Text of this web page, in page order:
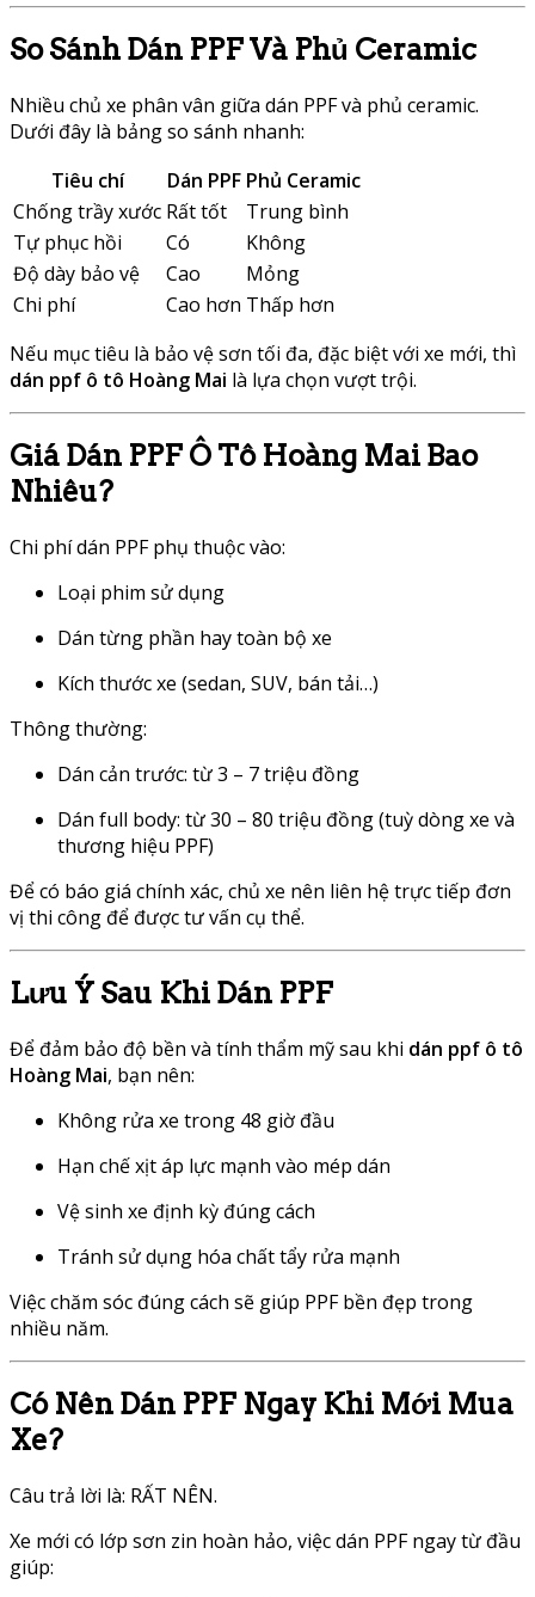
So Sánh Dán PPF Và Phủ Ceramic
Nhiều chủ xe phân vân giữa dán PPF và phủ ceramic.
Dưới đây là bảng so sánh nhanh:
Tiêu chí
Dán PPF Phủ Ceramic
Chống trầy xước Rất tốt
Trung bình
Tự phục hồi
Có
Không
Độ dày bảo vệ
Cao
Mỏng
Chi phí
Cao hơn Thấp hơn
Nếu mục tiêu là bảo vệ sơn tối đa, đặc biệt với xe mới, thì
dán ppf ô tô Hoàng Mai là lựa chọn vượt trội.
Giá Dán PPF Ô Tô Hoàng Mai Bao
Nhiêu?
Chi phí dán PPF phụ thuộc vào:
Loại phim sử dụng
Dán từng phần hay toàn bộ xe
Kích thước xe (sedan, SUV, bán tải…)
Thông thường:
Dán cản trước: từ 3 – 7 triệu đồng
Dán full body: từ 30 – 80 triệu đồng (tuỳ dòng xe và
thương hiệu PPF)
Để có báo giá chính xác, chủ xe nên liên hệ trực tiếp đơn
vị thi công để được tư vấn cụ thể.
Lưu Ý Sau Khi Dán PPF
Để đảm bảo độ bền và tính thẩm mỹ sau khi dán ppf ô tô
Hoàng Mai, bạn nên:
Không rửa xe trong 48 giờ đầu
Hạn chế xịt áp lực mạnh vào mép dán
Vệ sinh xe định kỳ đúng cách
Tránh sử dụng hóa chất tẩy rửa mạnh
Việc chăm sóc đúng cách sẽ giúp PPF bền đẹp trong
nhiều năm.
Có Nên Dán PPF Ngay Khi Mới Mua
Xe?
Câu trả lời là: RẤT NÊN.
Xe mới có lớp sơn zin hoàn hảo, việc dán PPF ngay từ đầu
giúp: